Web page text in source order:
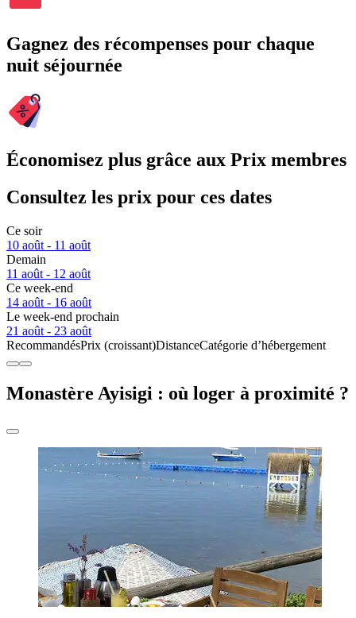
Gagnez des récompenses pour chaque
nuit séjournée
Économisez plus grâce aux Prix membres
Consultez les prix pour ces dates
Ce soir
10 août - 11 août
Demain
11 août - 12 août
Ce week-end
14 août - 16 août
Le week-end prochain
21 août - 23 août
RecommandésPrix (croissant)DistanceCatégorie d’hébergement
Monastère Ayisigi : où loger à proximité ?